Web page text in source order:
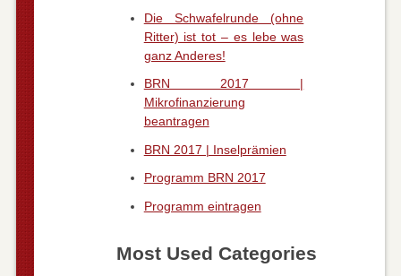
Die Schwafelrunde (ohne
Ritter) ist tot – es lebe was
ganz Anderes!
BRN 2017 |
Mikrofinanzierung
beantragen
BRN 2017 | Inselprämien
Programm BRN 2017
Programm eintragen
Most Used Categories